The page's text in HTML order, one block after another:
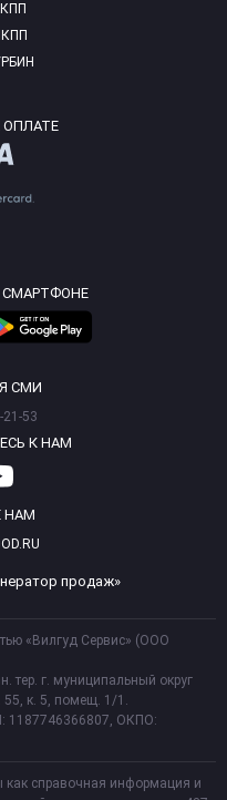
СМАРТФОНЕ
СМИ
53
К НАМ
НАМ
продаж»
«Вилгуд Сервис» (ООО
тер. г. муниципальный округ
55, к. 5, помещ. 1/1.
1187746366807, ОКПО:
как справочная информация и